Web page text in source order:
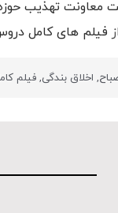
معاونت تهذیب
فیلم های کامل
, اخلاق بندگی,فیلم